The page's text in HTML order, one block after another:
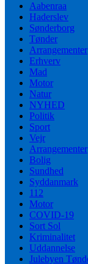
Aabenraa
Haderslev
Sønderborg
Tønder
Arrangementer
Erhverv
Mad
Motor
Natur
NYHED
Politik
Sport
Vejr
Arrangementer
Bolig
Sundhed
Syddanmark
112
Motor
COVID-19
Sort Sol
Kriminalitet
Uddannelse
Julebyen